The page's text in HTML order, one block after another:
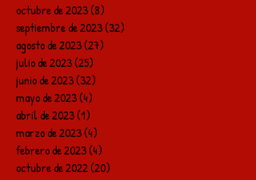
octubre de 2023(8)
septiembre de 2023(32)
agosto de 2023(27)
julio de 2023(25)
junio de 2023(32)
mayo de 2023(4)
abril de 2023(1)
marzo de 2023(4)
febrero de 2023(4)
octubre de 2022(20)